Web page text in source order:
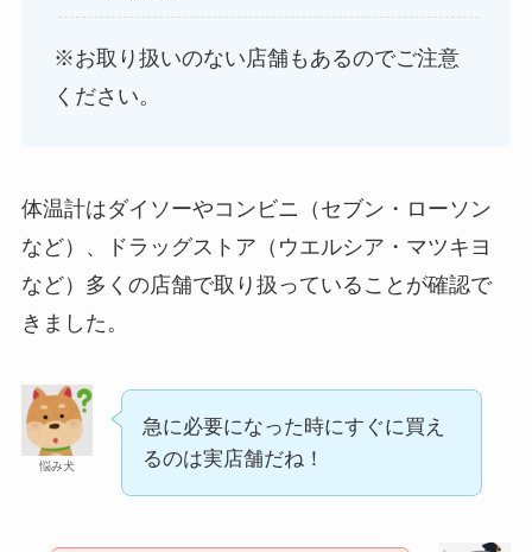
※お取り扱いのない店舗もあるのでご注意
ください。
体温計はダイソーやコンビニ（セブン・ローソン
など）、ドラッグストア（ウエルシア・マツキヨ
など）多くの店舗で取り扱っていることが確認で
きました。
悩み犬
急に必要になった時にすぐに買え
るのは実店舗だね！